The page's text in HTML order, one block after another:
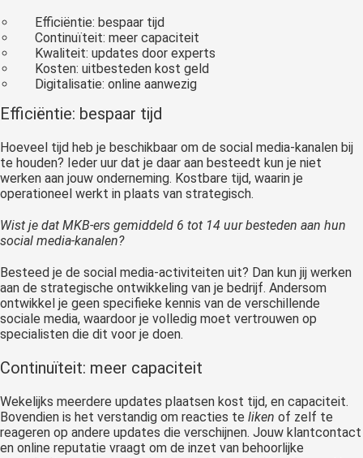
Efficiëntie: bespaar tijd
Continuïteit: meer capaciteit
Kwaliteit: updates door experts
Kosten: uitbesteden kost geld
Digitalisatie: online aanwezig
Efficiëntie: bespaar tijd
Hoeveel tijd heb je beschikbaar om de social media-kanalen bij
te houden? Ieder uur dat je daar aan besteedt kun je niet
werken aan jouw onderneming. Kostbare tijd, waarin je
operationeel werkt in plaats van strategisch.
Wist je dat MKB-ers gemiddeld 6 tot 14 uur besteden aan hun
social media-kanalen?
Besteed je de social media-activiteiten uit? Dan kun jij werken
aan de strategische ontwikkeling van je bedrijf. Andersom
ontwikkel je geen specifieke kennis van de verschillende
sociale media, waardoor je volledig moet vertrouwen op
specialisten die dit voor je doen.
Continuïteit: meer capaciteit
Wekelijks meerdere updates plaatsen kost tijd, en capaciteit.
Bovendien is het verstandig om reacties te liken of zelf te
reageren op andere updates die verschijnen. Jouw klantcontact
en online reputatie vraagt om de inzet van behoorlijke